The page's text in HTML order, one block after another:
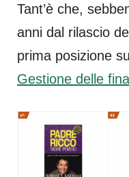
Tant’è che,
anni dal rilascio
prima posizione
Gestione delle